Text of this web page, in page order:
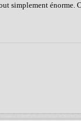
simplement énorme.